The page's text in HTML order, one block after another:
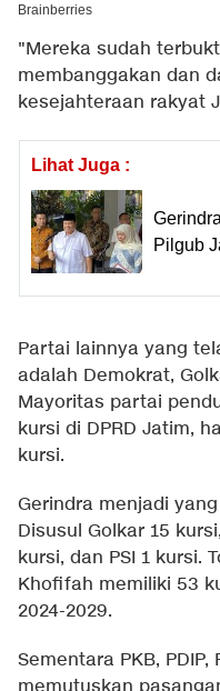
"Mereka sudah
membanggakan dan
kesejahteraan rakyat
Lihat Juga :
Pilgub
Partai lainnya yang
adalah Demokrat,
Mayoritas partai
kursi di DPRD Jatim,
kursi.
Gerindra menjadi
Disusul Golkar 15
kursi, dan PSI 1 kursi.
Khofifah memiliki 53
2024-2029.
Sementara PKB, PDIP,